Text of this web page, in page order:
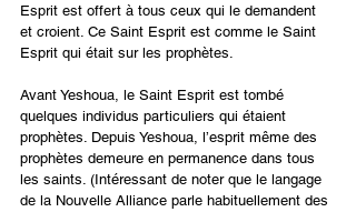
Esprit est offert à tous ceux qui le demandent
et croient. Ce Saint Esprit est comme le Saint
Esprit qui était sur les prophètes.
Avant Yeshoua, le Saint Esprit est tombé
quelques individus particuliers qui étaient
prophètes. Depuis Yeshoua, l’esprit même des
prophètes demeure en permanence dans tous
les saints. (Intéressant de noter que le langage
de la Nouvelle Alliance parle habituellement des